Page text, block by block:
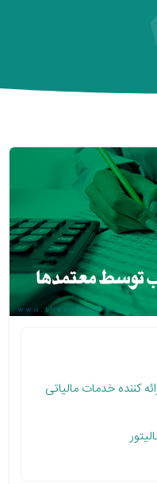
کننده خدمات مالیاتی